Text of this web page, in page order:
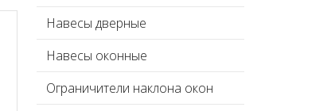
Навесы дверные
Навесы оконные
Ограничители наклона окон